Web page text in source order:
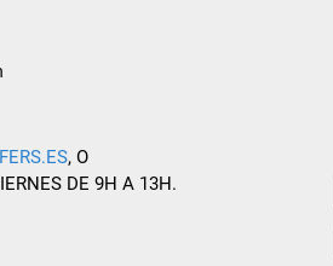
, O
DE 9H A 13H.